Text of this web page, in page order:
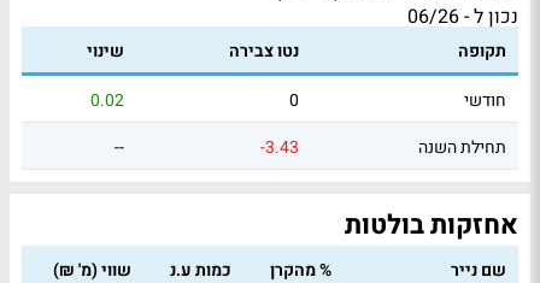
נכון ל - 06/26
תקופה נטו צבירה
שינוי
חודשי
0
0.02
תחילת השנה
-3.43
--
אחזקות בולטות
שם נייר % מהקרן כמות ע.נ
שווי (מ' ₪)